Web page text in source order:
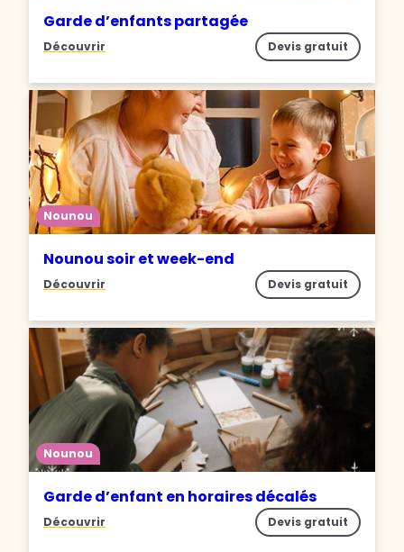
Garde d’enfants partagée
Découvrir Devis gratuit
Nounou
Nounou soir et week-end
Découvrir Devis gratuit
Nounou
Garde d’enfant en horaires décalés
Découvrir Devis gratuit